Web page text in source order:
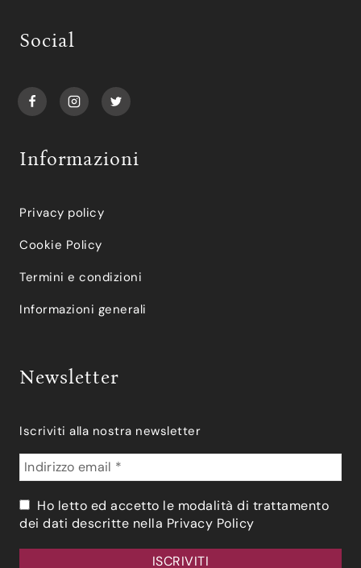
Social
Informazioni
Privacy policy
Cookie Policy
Termini e condizioni
Informazioni generali
Newsletter
Iscriviti alla nostra newsletter
Ho letto ed accetto le modalità di trattamento
dei dati descritte nella Privacy Policy